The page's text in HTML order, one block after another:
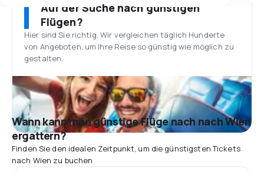
Auf der Suche nach günstigen
Flügen?
Hier sind Sie richtig. Wir vergleichen täglich Hunderte
von Angeboten, um Ihre Reise so günstig wie möglich zu
gestalten.
Wann kann man günstige Flüge nach nach Wien
ergattern?
Finden Sie den idealen Zeitpunkt, um die günstigsten Tickets
nach Wien zu buchen